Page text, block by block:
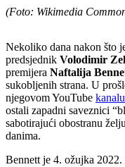
(Foto: Wikimedia
Nekoliko dana nakon što
predsjednik Volodimir
premijera Naftalija
sukobljenih strana. U
njegovom YouTube kanalu
ostali zapadni saveznici
sabotirajući obostranu
danima.
Bennett je 4. ožujka